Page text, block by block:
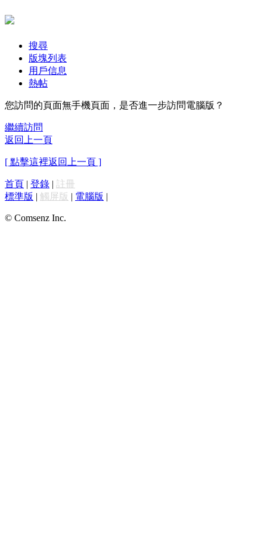
搜尋
版塊列表
用戶信息
熱帖
您訪問的頁面無手機頁面，是否進一步訪問電腦版？
繼續訪問
返回上一頁
[ 點擊這裡返回上一頁 ]
首頁 | 登錄 | 註冊
標準版 | 觸屏版 | 電腦版 |
© Comsenz Inc.